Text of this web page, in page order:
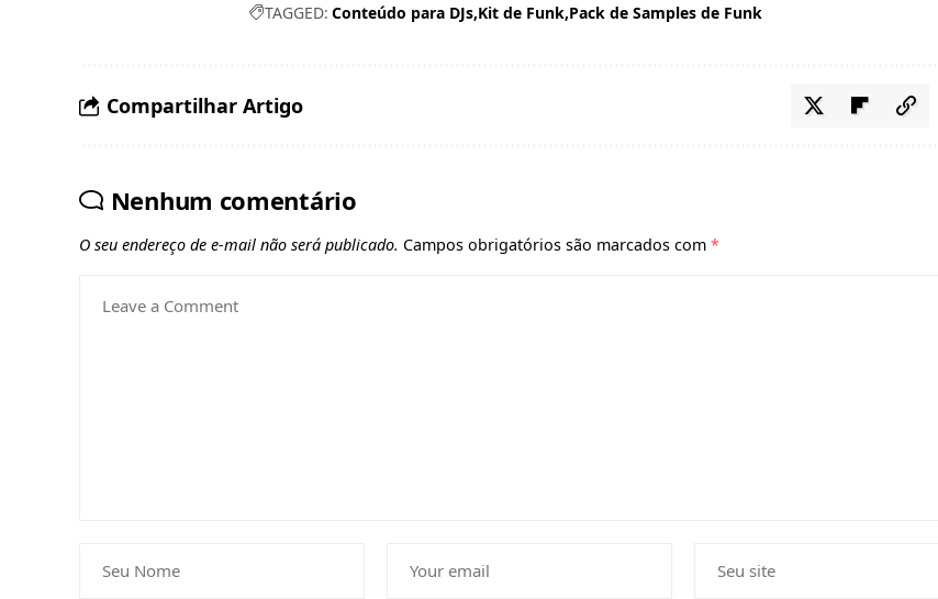
TAGGED: Conteúdo para DJs Kit de Funk Pack de Samples de Funk
Compartilhar Artigo
Nenhum comentário
O seu endereço de e-mail não será publicado. Campos obrigatórios são marcados com *